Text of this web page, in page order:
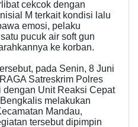
cekcok dengan
M terkait kondisi lalu
emosi, pelaku
pucuk air soft gun
ke korban.
pada Senin, 8 Juni
Satreskrim Polres
Unit Reaksi Cepat
melakukan
Mandau,
tersebut dipimpin